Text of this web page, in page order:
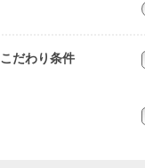
こだわり条件